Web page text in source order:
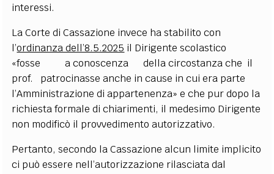
interessi.
La Corte di Cassazione invece ha stabilito con
l’ordinanza dell’8.5.2025 il Dirigente scolastico
«fosse a conoscenza della circostanza che il
prof. patrocinasse anche in cause in cui era parte
l’Amministrazione di appartenenza» e che pur dopo la
richiesta formale di chiarimenti, il medesimo Dirigente
non modificò il provvedimento autorizzativo.
Pertanto, secondo la Cassazione alcun limite implicito
ci può essere nell’autorizzazione rilasciata dal